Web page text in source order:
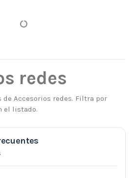
redes
de Accesorios redes. Filtra por
el listado.